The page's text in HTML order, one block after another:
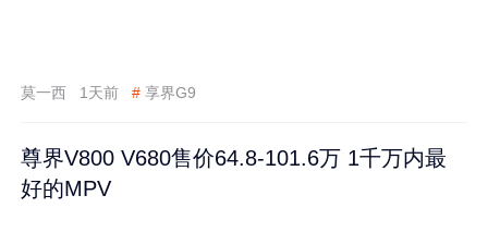
莫一西 1天前 # 享界G9
尊界V800 V680售价64.8-101.6万 1千万内最
好的MPV